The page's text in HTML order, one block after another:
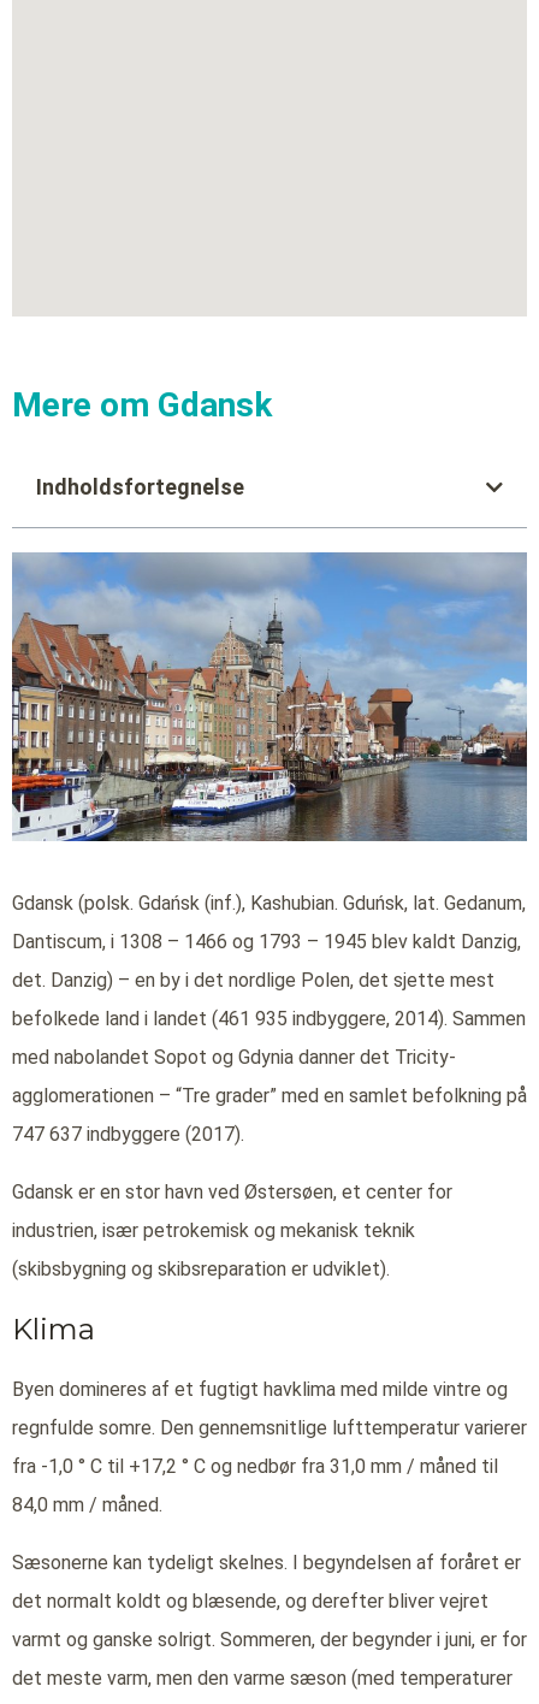
Mere om Gdansk
Indholdsfortegnelse
Gdansk (polsk. Gdańsk (inf.), Kashubian. Gduńsk, lat. Gedanum,
Dantiscum, i 1308 – 1466 og 1793 – 1945 blev kaldt Danzig,
det. Danzig) – en by i det nordlige Polen, det sjette mest
befolkede land i landet (461 935 indbyggere, 2014). Sammen
med nabolandet Sopot og Gdynia danner det Tricity-
agglomerationen – “Tre grader” med en samlet befolkning på
747 637 indbyggere (2017).
Gdansk er en stor havn ved Østersøen, et center for
industrien, især petrokemisk og mekanisk teknik
(skibsbygning og skibsreparation er udviklet).
Klima
Byen domineres af et fugtigt havklima med milde vintre og
regnfulde somre. Den gennemsnitlige lufttemperatur varierer
fra -1,0 ° C til +17,2 ° C og nedbør fra 31,0 mm / måned til
84,0 mm / måned.
Sæsonerne kan tydeligt skelnes. I begyndelsen af foråret er
det normalt koldt og blæsende, og derefter bliver vejret
varmt og ganske solrigt. Sommeren, der begynder i juni, er for
det meste varm, men den varme sæson (med temperaturer